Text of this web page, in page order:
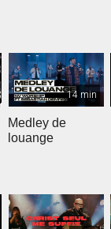
14 min
Medley de
louange